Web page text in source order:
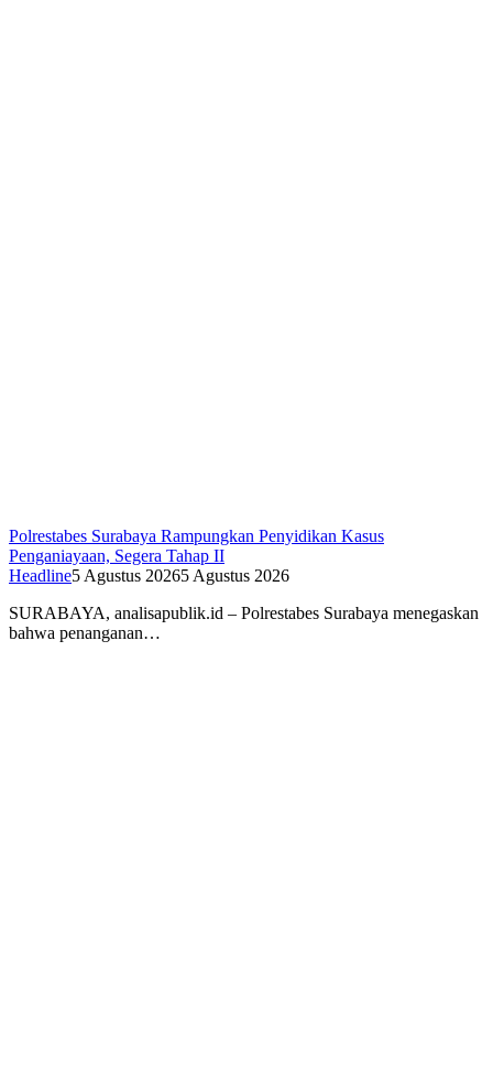
Polrestabes Surabaya Rampungkan Penyidikan Kasus
Penganiayaan, Segera Tahap II
Headline5 Agustus 20265 Agustus 2026
SURABAYA, analisapublik.id – Polrestabes Surabaya menegaskan
bahwa penanganan…